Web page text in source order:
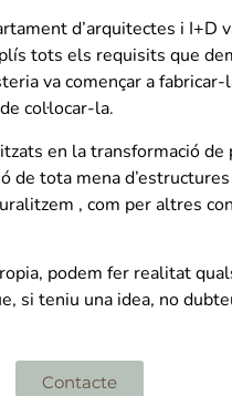
d’arquitectes i I+D
tots els requisits que
va començar a
col·locar-la.
en la transformació de
de tota mena
, com per altres
podem fer realitat
si teniu una idea, no
Contacte